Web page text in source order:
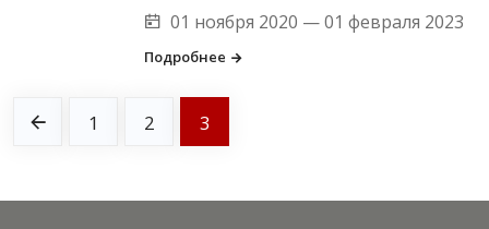
01 ноября 2020 — 01 февраля 2023
Подробнее
1 2 3